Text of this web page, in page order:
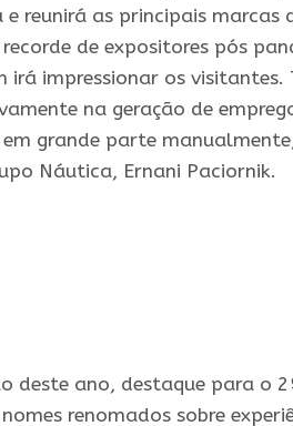
reunirá as principais marcas
de expositores pós
irá impressionar os visitantes.
na geração de
grande parte
Náutica, Ernani Paciornik.
deste ano, destaque para o
renomados sobre